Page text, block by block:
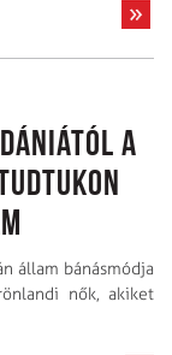
a
állam bánásmódja
nők, akiket